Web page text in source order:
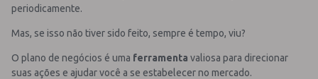
periodicamente.
Mas, se isso não tiver sido feito, sempre é tempo, viu?
O plano de negócios é uma ferramenta valiosa para direcionar
suas ações e ajudar você a se estabelecer no mercado.